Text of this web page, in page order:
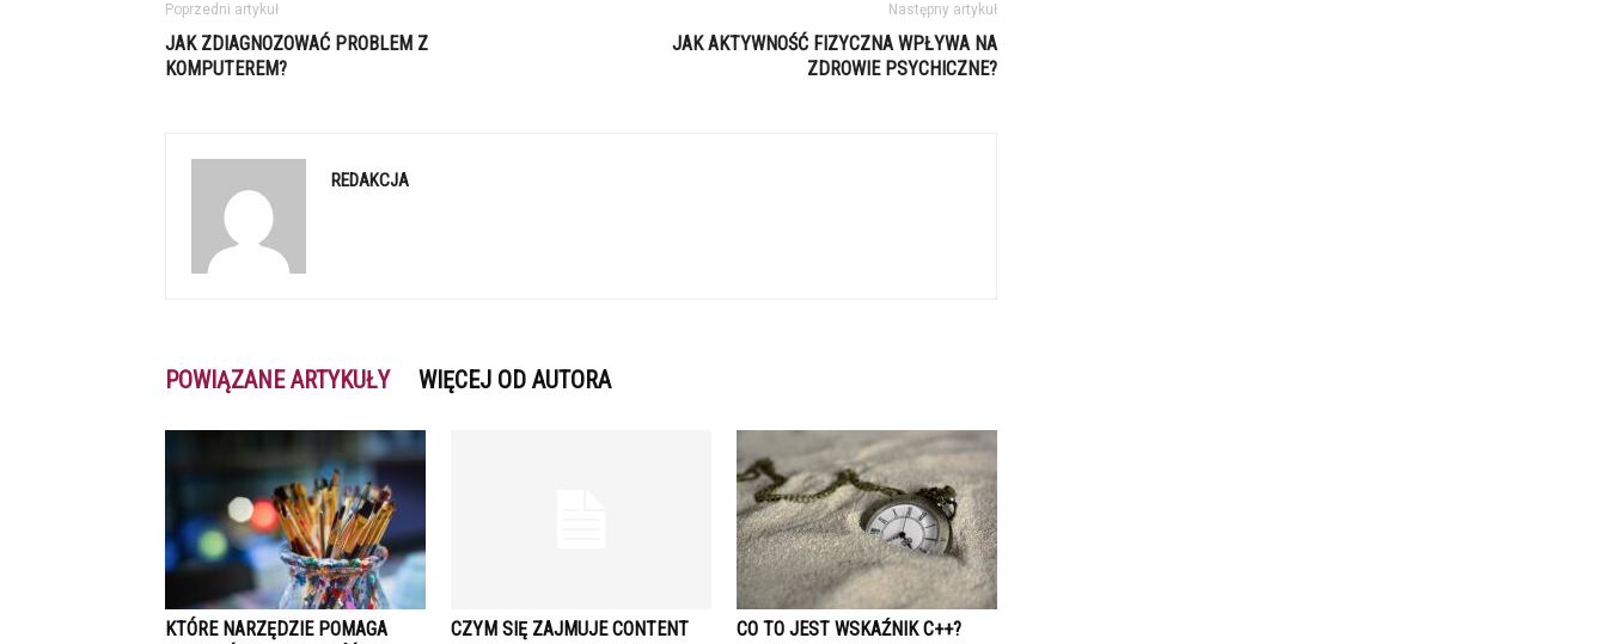
Poprzedni artykuł
JAK ZDIAGNOZOWAĆ PROBLEM Z
KOMPUTEREM?
Następny artykuł
JAK AKTYWNOŚĆ FIZYCZNA WPŁYWA NA
ZDROWIE PSYCHICZNE?
REDAKCJA
POWIĄZANE ARTYKUŁY WIĘCEJ OD AUTORA
KTÓRE NARZĘDZIE POMAGA
CZYM SIĘ ZAJMUJE CONTENT
CO TO JEST WSKAŹNIK C++?